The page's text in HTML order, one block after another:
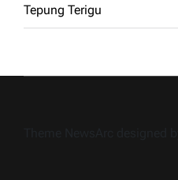
Tepung Terigu